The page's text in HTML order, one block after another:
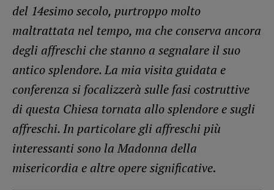
del 14esimo secolo, purtroppo molto
maltrattata nel tempo, ma che conserva ancora
degli affreschi che stanno a segnalare il suo
antico splendore. La mia visita guidata e
conferenza si focalizzerà sulle fasi costruttive
di questa Chiesa tornata allo splendore e sugli
affreschi. In particolare gli affreschi più
interessanti sono la Madonna della
misericordia e altre opere significative.